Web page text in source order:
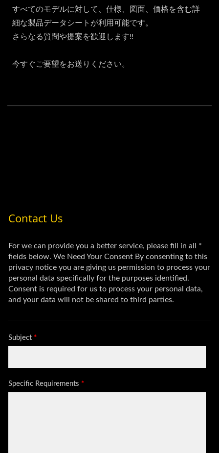
すべてのモデルに対して、仕様、図面、価格を含む詳
細な製品データシートが利用可能です。
さらなる質問や提案を歓迎します!!
今すぐご要望をお送りください。